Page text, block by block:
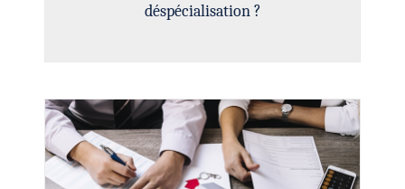
déspécialisation ?